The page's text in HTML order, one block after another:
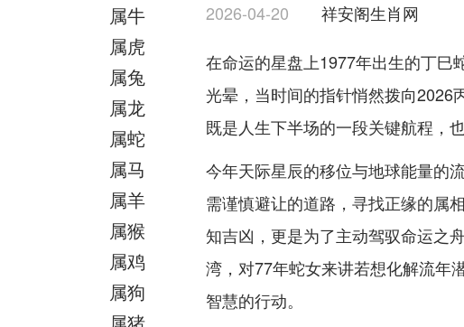
属牛
属虎
属兔
属龙
属蛇
属马
属羊
属猴
属鸡
属狗
2026-04-20 祥安阁生肖网
在命运的星盘上1977年出生的丁巳
光晕，当时间的指针悄然拨向2026
既是人生下半场的一段关键航程，
今年天际星辰的移位与地球能量的
需谨慎避让的道路，寻找正缘的属
知吉凶，更是为了主动驾驭命运之
湾，对77年蛇女来讲若想化解流年
智慧的行动。